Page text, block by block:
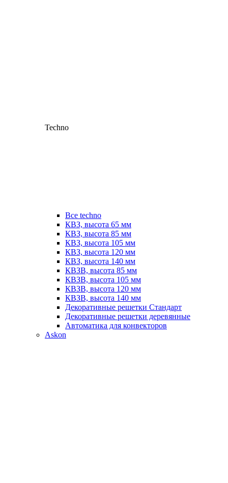
Techno
Все techno
КВЗ, высота 65 мм
КВЗ, высота 85 мм
КВЗ, высота 105 мм
КВЗ, высота 120 мм
КВЗ, высота 140 мм
КВЗВ, высота 85 мм
КВЗВ, высота 105 мм
КВЗВ, высота 120 мм
КВЗВ, высота 140 мм
Декоративные решетки Стандарт
Декоративные решетки деревянные
Автоматика для конвекторов
Askon